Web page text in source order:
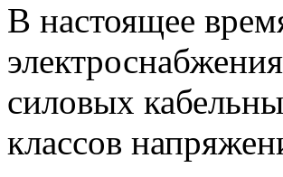
В настоящее
силовых
классов